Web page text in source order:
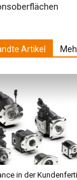
Artikel
in der